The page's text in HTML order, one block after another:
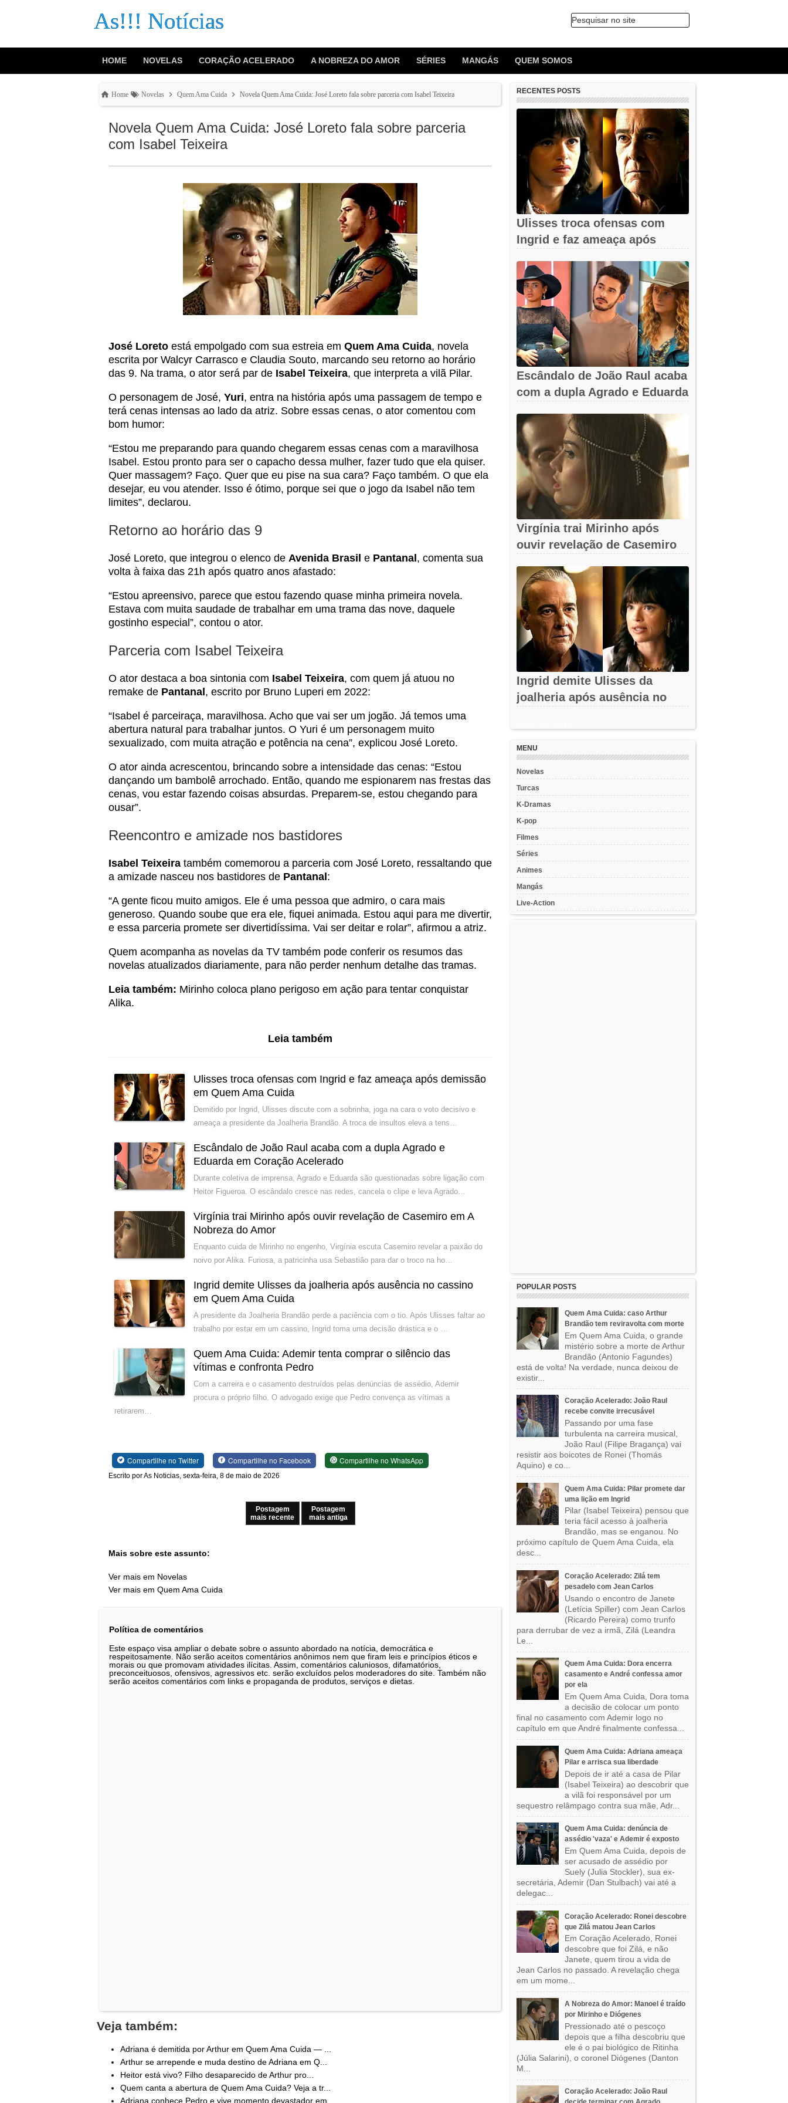
As!!! Notícias Pesquisar no site
HOME NOVELAS CORAÇÃO ACELERADO A NOBREZA DO AMOR SÉRIES MANGÁS QUEM SOMOS
Home Novelas Quem Ama Cuida Novela Quem Ama Cuida: José Loreto fala sobre parceria com Isabel Teixeira
Novela Quem Ama Cuida: José Loreto fala sobre parceria
com Isabel Teixeira
José Loreto está empolgado com sua estreia em Quem Ama Cuida, novela
escrita por Walcyr Carrasco e Claudia Souto, marcando seu retorno ao horário
das 9. Na trama, o ator será par de Isabel Teixeira, que interpreta a vilã Pilar.
O personagem de José, Yuri, entra na história após uma passagem de tempo e
terá cenas intensas ao lado da atriz. Sobre essas cenas, o ator comentou com
bom humor:
“Estou me preparando para quando chegarem essas cenas com a maravilhosa
Isabel. Estou pronto para ser o capacho dessa mulher, fazer tudo que ela quiser.
Quer massagem? Faço. Quer que eu pise na sua cara? Faço também. O que ela
desejar, eu vou atender. Isso é ótimo, porque sei que o jogo da Isabel não tem
limites”, declarou.
Retorno ao horário das 9
José Loreto, que integrou o elenco de Avenida Brasil e Pantanal , comenta sua
volta à faixa das 21h após quatro anos afastado:
“Estou apreensivo, parece que estou fazendo quase minha primeira novela.
Estava com muita saudade de trabalhar em uma trama das nove, daquele
gostinho especial”, contou o ator.
Parceria com Isabel Teixeira
O ator destaca a boa sintonia com Isabel Teixeira, com quem já atuou no
remake de Pantanal , escrito por Bruno Luperi em 2022:
“Isabel é parceiraça, maravilhosa. Acho que vai ser um jogão. Já temos uma
abertura natural para trabalhar juntos. O Yuri é um personagem muito
sexualizado, com muita atração e potência na cena”, explicou José Loreto.
O ator ainda acrescentou, brincando sobre a intensidade das cenas: “Estou
dançando um bambolê arrochado. Então, quando me espionarem nas frestas das
cenas, vou estar fazendo coisas absurdas. Preparem-se, estou chegando para
ousar”.
Reencontro e amizade nos bastidores
Isabel Teixeira também comemorou a parceria com José Loreto, ressaltando que
a amizade nasceu nos bastidores de Pantanal :
“A gente ficou muito amigos. Ele é uma pessoa que admiro, o cara mais
generoso. Quando soube que era ele, fiquei animada. Estou aqui para me divertir,
e essa parceria promete ser divertidíssima. Vai ser deitar e rolar”, afirmou a atriz.
Quem acompanha as novelas da TV também pode conferir os resumos das
novelas atualizados diariamente, para não perder nenhum detalhe das tramas.
Leia também: Mirinho coloca plano perigoso em ação para tentar conquistar
Alika.
Leia também
Ulisses troca ofensas com Ingrid e faz ameaça após demissão
em Quem Ama Cuida
Demitido por Ingrid, Ulisses discute com a sobrinha, joga na cara o voto decisivo e
ameaça a presidente da Joalheria Brandão. A troca de insultos eleva a tens…
Escândalo de João Raul acaba com a dupla Agrado e
Eduarda em Coração Acelerado
Durante coletiva de imprensa, Agrado e Eduarda são questionadas sobre ligação com
Heitor Figueroa. O escândalo cresce nas redes, cancela o clipe e leva Agrado…
Virgínia trai Mirinho após ouvir revelação de Casemiro em A
Nobreza do Amor
Enquanto cuida de Mirinho no engenho, Virgínia escuta Casemiro revelar a paixão do
noivo por Alika. Furiosa, a patricinha usa Sebastião para dar o troco na ho…
Ingrid demite Ulisses da joalheria após ausência no cassino
em Quem Ama Cuida
A presidente da Joalheria Brandão perde a paciência com o tio. Após Ulisses faltar ao
trabalho por estar em um cassino, Ingrid toma uma decisão drástica e o …
Quem Ama Cuida: Ademir tenta comprar o silêncio das
vítimas e confronta Pedro
Com a carreira e o casamento destruídos pelas denúncias de assédio, Ademir
procura o próprio filho. O advogado exige que Pedro convença as vítimas a
retirarem…
Compartilhe no Twitter Compartilhe no Facebook Compartilhe no WhatsApp
Escrito por As Noticias, sexta-feira, 8 de maio de 2026
Postagem
mais recente
Postagem
mais antiga
Mais sobre este assunto:
Ver mais em Novelas
Ver mais em Quem Ama Cuida
Política de comentários
Este espaço visa ampliar o debate sobre o assunto abordado na notícia, democrática e
respeitosamente. Não serão aceitos comentários anônimos nem que firam leis e princípios éticos e
morais ou que promovam atividades ilícitas. Assim, comentários caluniosos, difamatórios,
preconceituosos, ofensivos, agressivos etc. serão excluídos pelos moderadores do site. Também não
serão aceitos comentários com links e propaganda de produtos, serviços e dietas.
Veja também:
Adriana é demitida por Arthur em Quem Ama Cuida — ...
Arthur se arrepende e muda destino de Adriana em Q...
Heitor está vivo? Filho desaparecido de Arthur pro...
Quem canta a abertura de Quem Ama Cuida? Veja a tr...
Adriana conhece Pedro e vive momento devastador em...
RECENTES POSTS
Ulisses troca ofensas com
Ingrid e faz ameaça após
Escândalo de João Raul acaba
com a dupla Agrado e Eduarda
Virgínia trai Mirinho após
ouvir revelação de Casemiro
Ingrid demite Ulisses da
joalheria após ausência no
MENU
Novelas
Turcas
K-Dramas
K-pop
Filmes
Séries
Animes
Mangás
Live-Action
POPULAR POSTS
Quem Ama Cuida: caso Arthur
Brandão tem reviravolta com morte
Em Quem Ama Cuida, o grande
mistério sobre a morte de Arthur
Brandão (Antonio Fagundes)
está de volta! Na verdade, nunca deixou de
existir...
Coração Acelerado: João Raul
recebe convite irrecusável
Passando por uma fase
turbulenta na carreira musical,
João Raul (Filipe Bragança) vai
resistir aos boicotes de Ronei (Thomás
Aquino) e co...
Quem Ama Cuida: Pilar promete dar
uma lição em Ingrid
Pilar (Isabel Teixeira) pensou que
teria fácil acesso à joalheria
Brandão, mas se enganou. No
próximo capítulo de Quem Ama Cuida, ela
desc...
Coração Acelerado: Zilá tem
pesadelo com Jean Carlos
Usando o encontro de Janete
(Letícia Spiller) com Jean Carlos
(Ricardo Pereira) como trunfo
para derrubar de vez a irmã, Zilá (Leandra
Le...
Quem Ama Cuida: Dora encerra
casamento e André confessa amor
por ela
Em Quem Ama Cuida, Dora toma
a decisão de colocar um ponto
final no casamento com Ademir logo no
capítulo em que André finalmente confessa...
Quem Ama Cuida: Adriana ameaça
Pilar e arrisca sua liberdade
Depois de ir até a casa de Pilar
(Isabel Teixeira) ao descobrir que
a vilã foi responsável por um
sequestro relâmpago contra sua mãe, Adr...
Quem Ama Cuida: denúncia de
assédio 'vaza' e Ademir é exposto
Em Quem Ama Cuida, depois de
ser acusado de assédio por
Suely (Julia Stockler), sua ex-
secretária, Ademir (Dan Stulbach) vai até a
delegac...
Coração Acelerado: Ronei descobre
que Zilá matou Jean Carlos
Em Coração Acelerado, Ronei
descobre que foi Zilá, e não
Janete, quem tirou a vida de
Jean Carlos no passado. A revelação chega
em um mome...
A Nobreza do Amor: Manoel é traído
por Mirinho e Diógenes
Pressionado até o pescoço
depois que a filha descobriu que
ele é o pai biológico de Ritinha
(Júlia Salarini), o coronel Diógenes (Danton
M...
Coração Acelerado: João Raul